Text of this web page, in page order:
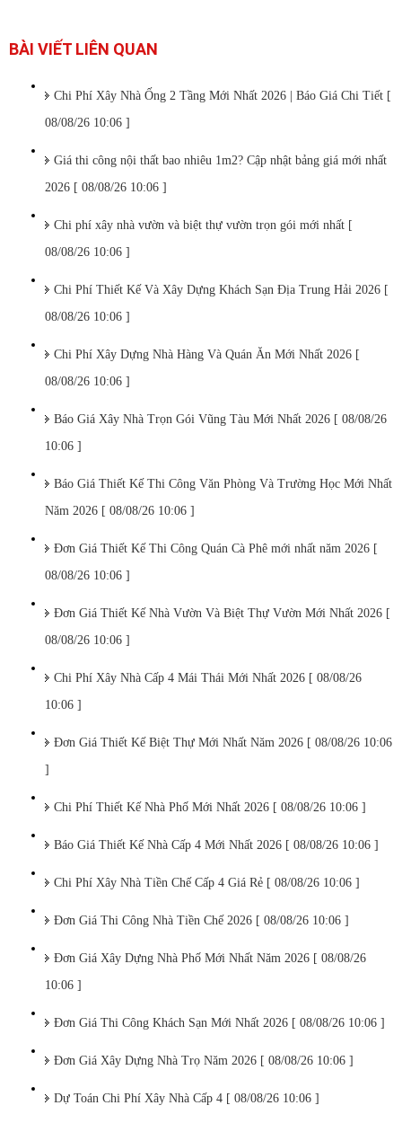
BÀI VIẾT LIÊN QUAN
Chi Phí Xây Nhà Ống 2 Tầng Mới Nhất 2026 | Báo Giá Chi Tiết [
08/08/26 10:06 ]
Giá thi công nội thất bao nhiêu 1m2? Cập nhật bảng giá mới nhất
2026 [ 08/08/26 10:06 ]
Chi phí xây nhà vườn và biệt thự vườn trọn gói mới nhất [
08/08/26 10:06 ]
Chi Phí Thiết Kế Và Xây Dựng Khách Sạn Địa Trung Hải 2026 [
08/08/26 10:06 ]
Chi Phí Xây Dựng Nhà Hàng Và Quán Ăn Mới Nhất 2026 [
08/08/26 10:06 ]
Báo Giá Xây Nhà Trọn Gói Vũng Tàu Mới Nhất 2026 [ 08/08/26
10:06 ]
Báo Giá Thiết Kế Thi Công Văn Phòng Và Trường Học Mới Nhất
Năm 2026 [ 08/08/26 10:06 ]
Đơn Giá Thiết Kế Thi Công Quán Cà Phê mới nhất năm 2026 [
08/08/26 10:06 ]
Đơn Giá Thiết Kế Nhà Vườn Và Biệt Thự Vườn Mới Nhất 2026 [
08/08/26 10:06 ]
Chi Phí Xây Nhà Cấp 4 Mái Thái Mới Nhất 2026 [ 08/08/26
10:06 ]
Đơn Giá Thiết Kế Biệt Thự Mới Nhất Năm 2026 [ 08/08/26 10:06
]
Chi Phí Thiết Kế Nhà Phố Mới Nhất 2026 [ 08/08/26 10:06 ]
Báo Giá Thiết Kế Nhà Cấp 4 Mới Nhất 2026 [ 08/08/26 10:06 ]
Chi Phí Xây Nhà Tiền Chế Cấp 4 Giá Rẻ [ 08/08/26 10:06 ]
Đơn Giá Thi Công Nhà Tiền Chế 2026 [ 08/08/26 10:06 ]
Đơn Giá Xây Dựng Nhà Phố Mới Nhất Năm 2026 [ 08/08/26
10:06 ]
Đơn Giá Thi Công Khách Sạn Mới Nhất 2026 [ 08/08/26 10:06 ]
Đơn Giá Xây Dựng Nhà Trọ Năm 2026 [ 08/08/26 10:06 ]
Dự Toán Chi Phí Xây Nhà Cấp 4 [ 08/08/26 10:06 ]